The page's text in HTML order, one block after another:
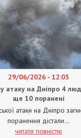
29/06/2026 - 12:05
атаку на Дніпро 4
ще 10 поранені
атаки на Дніпро
поранення дістали...
читати повністю